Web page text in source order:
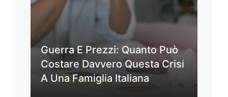
Guerra E Prezzi: Quanto Può
Costare Davvero Questa Crisi
A Una Famiglia Italiana